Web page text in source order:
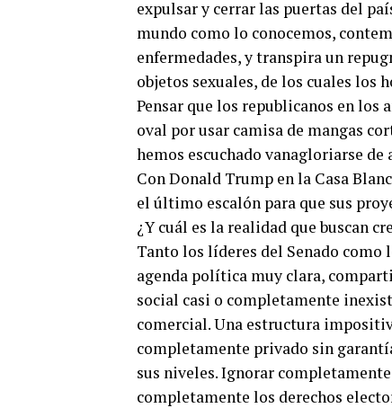
expulsar y cerrar las puertas del
mundo como lo conocemos,
enfermedades, y transpira un
objetos sexuales, de los cuales los
Pensar que los republicanos en
oval por usar camisa de mangas
hemos escuchado vanagloriarse
Con Donald Trump en la Casa
el último escalón para que sus
¿Y cuál es la realidad que buscan
Tanto los líderes del Senado como
agenda política muy clara,
social casi o completamente
comercial. Una estructura
completamente privado sin
sus niveles. Ignorar
completamente los derechos